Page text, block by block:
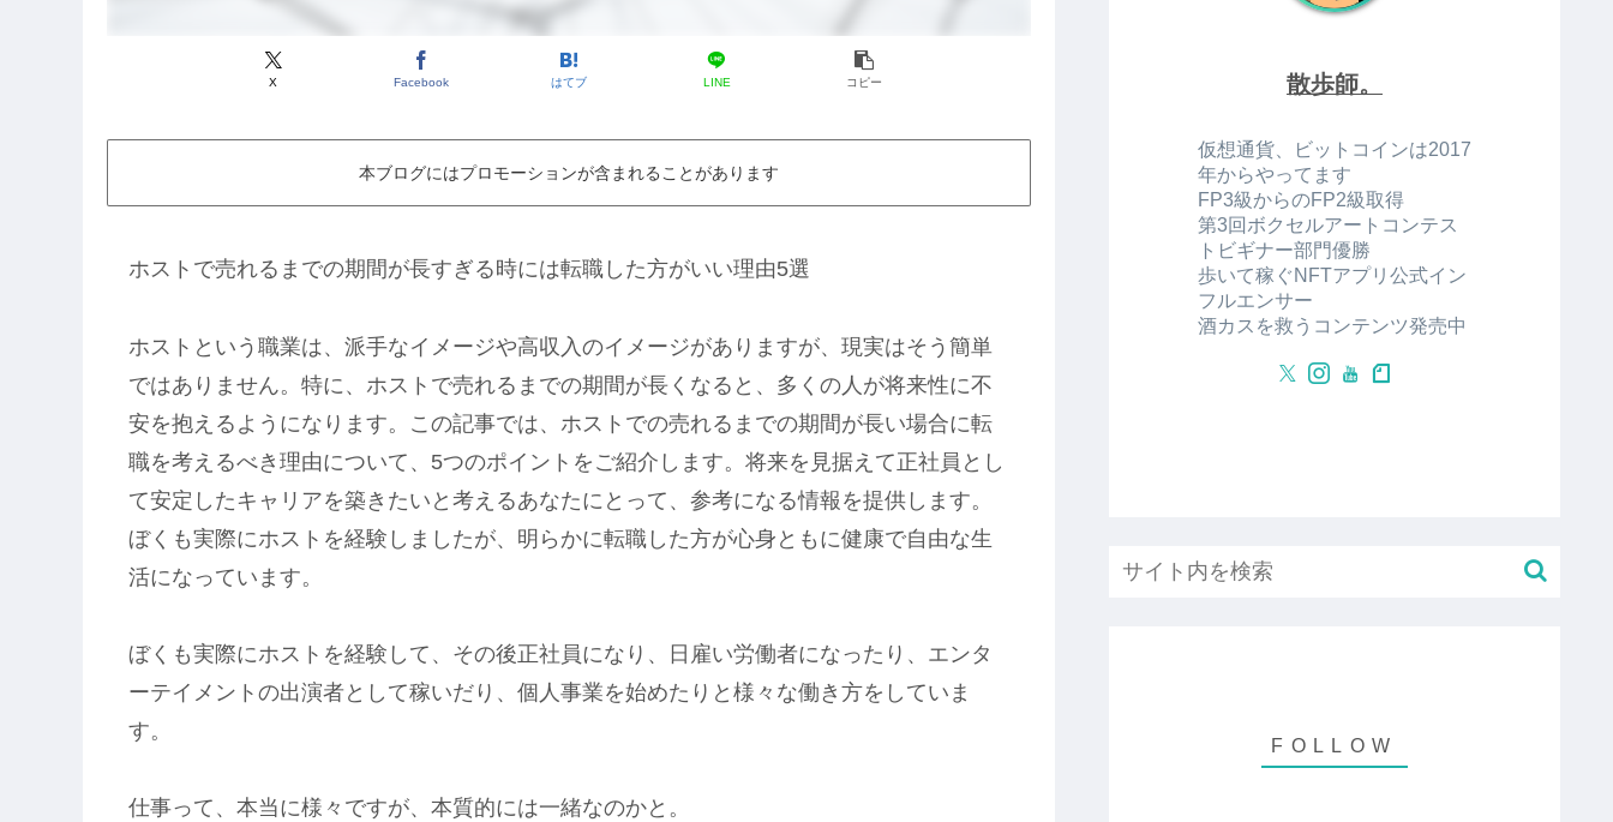
X Facebook はてブ LINE コピー
本ブログにはプロモーションが含まれることがあります
ホストで売れるまでの期間が長すぎる時には転職した方がいい理由5選
ホストという職業は、派手なイメージや高収入のイメージがありますが、現実はそう簡単
ではありません。特に、ホストで売れるまでの期間が長くなると、多くの人が将来性に不
安を抱えるようになります。この記事では、ホストでの売れるまでの期間が長い場合に転
職を考えるべき理由について、5つのポイントをご紹介します。将来を見据えて正社員とし
て安定したキャリアを築きたいと考えるあなたにとって、参考になる情報を提供します。
ぼくも実際にホストを経験しましたが、明らかに転職した方が心身ともに健康で自由な生
活になっています。
ぼくも実際にホストを経験して、その後正社員になり、日雇い労働者になったり、エンタ
ーテイメントの出演者として稼いだり、個人事業を始めたりと様々な働き方をしていま
す。
仕事って、本当に様々ですが、本質的には一緒なのかと。
散歩師。
仮想通貨、ビットコインは2017
年からやってます
FP3級からのFP2級取得
第3回ボクセルアートコンテス
トビギナー部門優勝
歩いて稼ぐNFTアプリ公式イン
フルエンサー
酒カスを救うコンテンツ発売中